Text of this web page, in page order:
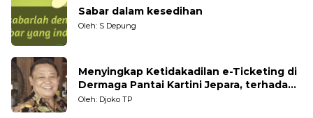
Sabar dalam kesedihan
Oleh: S Depung
Menyingkap Ketidakadilan e-Ticketing di
Dermaga Pantai Kartini Jepara, terhadap
Nelayan Tradisional
Oleh: Djoko TP